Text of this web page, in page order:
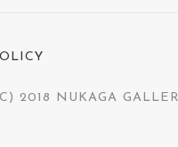
2018 NUKAGA